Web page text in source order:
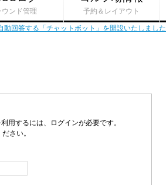
ウンド管理 予約＆レイアウト
動回答する「チャットボット」を開設いたしました
用するには、ログインが必要です。
さい。